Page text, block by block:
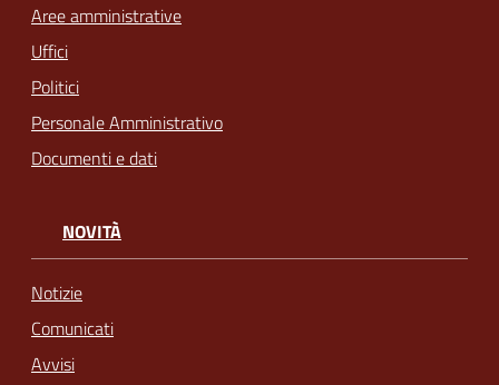
Aree amministrative
Uffici
Politici
Personale Amministrativo
Documenti e dati
NOVITÀ
Notizie
Comunicati
Avvisi